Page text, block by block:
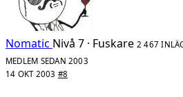
Nomatic Nivå 7 · Fuskare 2 467
MEDLEM SEDAN 2003
14 OKT 2003 #8